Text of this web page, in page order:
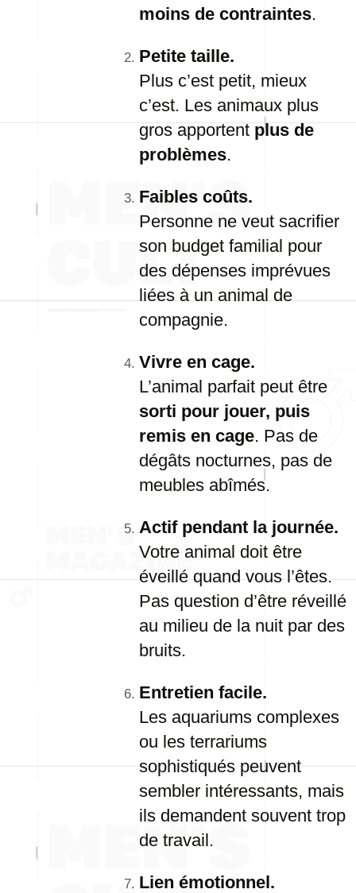
moins de contraintes.
Petite taille.
Plus c’est petit, mieux
c’est. Les animaux plus
gros apportent plus de
problèmes.
Faibles coûts.
Personne ne veut sacrifier
son budget familial pour
des dépenses imprévues
liées à un animal de
compagnie.
Vivre en cage.
L’animal parfait peut être
sorti pour jouer, puis
remis en cage. Pas de
dégâts nocturnes, pas de
meubles abîmés.
Actif pendant la journée.
Votre animal doit être
éveillé quand vous l’êtes.
Pas question d’être réveillé
au milieu de la nuit par des
bruits.
Entretien facile.
Les aquariums complexes
ou les terrariums
sophistiqués peuvent
sembler intéressants, mais
ils demandent souvent trop
de travail.
Lien émotionnel.